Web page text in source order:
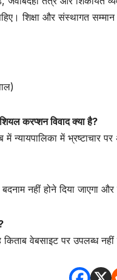
शिक्षा और संस्थागत
करप्शन विवाद क्या है?
में न्यायपालिका में भ्रष्टाचार
बदनाम नहीं होने दिया जाएगा
वेबसाइट पर उपलब्ध नहीं